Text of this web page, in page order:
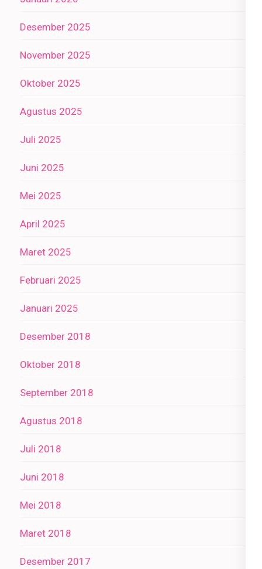
Desember 2025
November 2025
Oktober 2025
Agustus 2025
Juli 2025
Juni 2025
Mei 2025
April 2025
Maret 2025
Februari 2025
Januari 2025
Desember 2018
Oktober 2018
September 2018
Agustus 2018
Juli 2018
Juni 2018
Mei 2018
Maret 2018
Desember 2017